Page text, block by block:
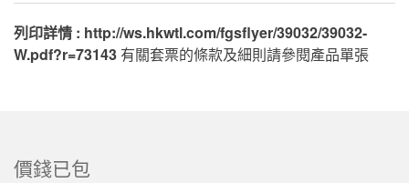
列印詳情 : http://ws.hkwtl.com/fgsflyer/39032/39032-
W.pdf?r=73143 有關套票的條款及細則請參閱產品單張
價錢已包